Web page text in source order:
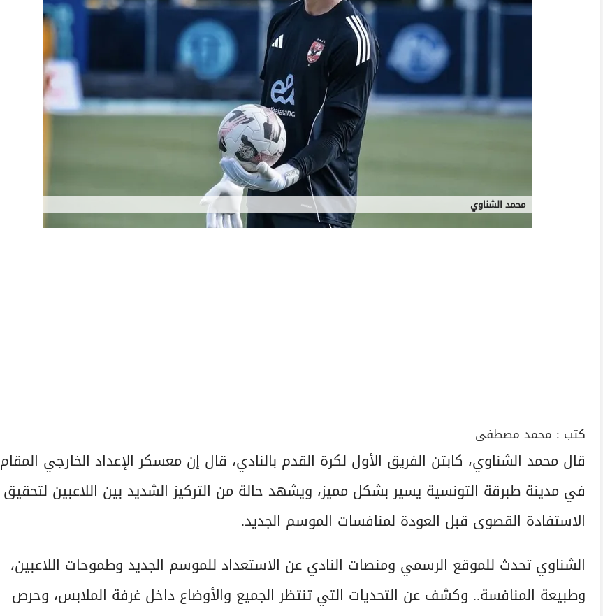
محمد الشناوي
كتب : محمد مصطفى
قال محمد الشناوي، كابتن الفريق الأول لكرة القدم بالنادي، قال إن معسكر الإعداد الخارجي المقام
في مدينة طبرقة التونسية يسير بشكل مميز، ويشهد حالة من التركيز الشديد بين اللاعبين لتحقيق
الاستفادة القصوى قبل العودة لمنافسات الموسم الجديد.
الشناوي تحدث للموقع الرسمي ومنصات النادي عن الاستعداد للموسم الجديد وطموحات اللاعبين،
وطبيعة المنافسة.. وكشف عن التحديات التي تنتظر الجميع والأوضاع داخل غرفة الملابس، وحرص